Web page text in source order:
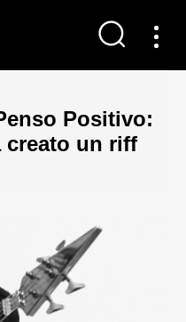
Positivo:
creato un riff